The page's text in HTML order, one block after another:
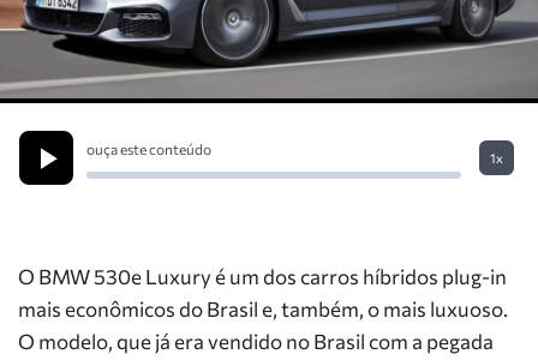
ouça este conteúdo
1x
O BMW 530e Luxury é um dos carros híbridos plug-in
mais econômicos do Brasil e, também, o mais luxuoso.
O modelo, que já era vendido no Brasil com a pegada